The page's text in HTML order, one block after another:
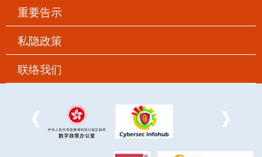
重要告示
私隐政策
联络我们